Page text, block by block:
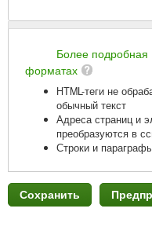
Более
форматах
HTML-теги не
обычный текст
Адреса страниц и
преобразуются в
Строки и